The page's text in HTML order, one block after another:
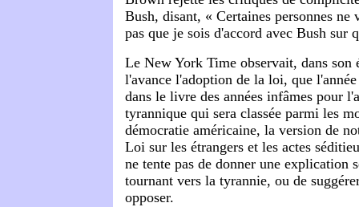
Bush, disant, « Certaines personnes ne
pas que je sois d'accord avec Bush sur
Le New York Time observait, dans son
l'avance l'adoption de la loi, que
dans le livre des années infâmes pour
tyrannique qui sera classée parmi les
démocratie américaine, la version de
Loi sur les étrangers et les actes
ne tente pas de donner une explication
tournant vers la tyrannie, ou de
opposer.